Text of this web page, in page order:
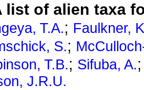
list of alien taxa
T.A.; Faulkner,
S.;
T.B.; Sifuba, A.
J.R.U.